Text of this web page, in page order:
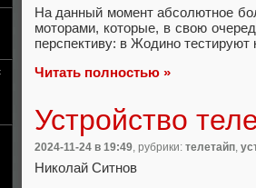
На данный момент абсолютное
моторами, которые, в свою
перспективу: в Жодино тестируют
Читать полностью »
Устройство
2024-11-24 в 19:49, рубрики: телетайп,
Николай Ситнов